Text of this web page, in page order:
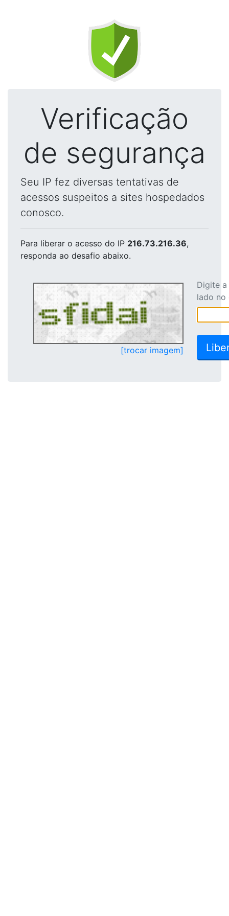
Verificação
de segurança
Seu IP fez diversas tentativas de
acessos suspeitos a sites hospedados
conosco.
Para liberar o acesso do IP 216.73.216.36,
responda ao desafio abaixo.
[trocar imagem]
Digite
lado no